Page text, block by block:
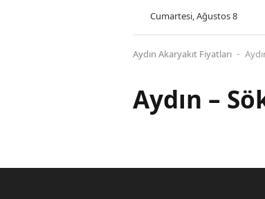
Cumartesi, Ağustos 8
Aydın Akaryakıt Fiyatları -
Aydın –